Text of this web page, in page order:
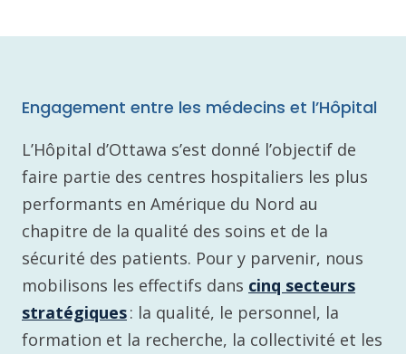
Engagement entre les médecins et l’Hôpital
L’Hôpital d’Ottawa s’est donné l’objectif de
faire partie des centres hospitaliers les plus
performants en Amérique du Nord au
chapitre de la qualité des soins et de la
sécurité des patients. Pour y parvenir, nous
mobilisons les effectifs dans cinq secteurs
stratégiques: la qualité, le personnel, la
formation et la recherche, la collectivité et les